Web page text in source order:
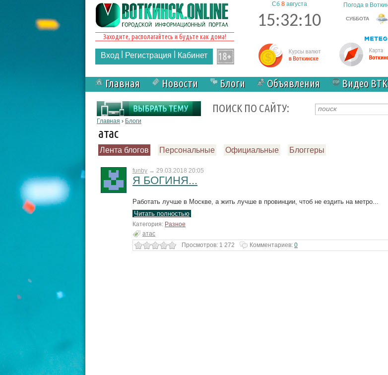
Заходите, располагайтесь и будьте как дома!
Вход Регистрация Кабинет
Сб 8августа
15:32:11
Главная Новости Блоги Объявления Видео ВТК
ПОИСК ПО САЙТУ:
Форма поиска
Вы здесь
Главная › Блоги
атас
Лента блогов Персональные Официальные Блоггеры
funby → 29.03.2018 20:05
Я БОГИНЯ...
Работать лучше в Москве, а жить лучше в провинции, чтоб не ездить на метро...
Читать полностью
Категория: Разное
атас
Просмотров: 1 272
Комментариев: 0